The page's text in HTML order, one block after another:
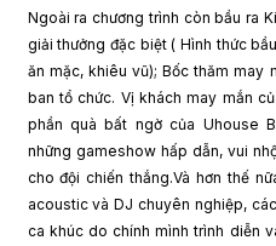
Ngoài ra chương trình còn bầu ra
giải thưởng đặc biệt ( Hình thức
ăn mặc, khiêu vũ);Bốc thăm may
ban tổ chức. Vị khách may mắn
phần quà bất ngờ của Uhouse
những gameshow hấp dẫn, vui
cho đội chiến thắng.Và hơn thế
acoustic và DJ chuyên nghiệp,
ca khúc do chính mình trình diễn